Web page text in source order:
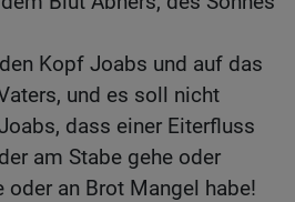
Kopf Joabs und auf das
und es soll nicht
dass einer Eiterfluss
am Stabe gehe oder
oder an Brot Mangel habe!